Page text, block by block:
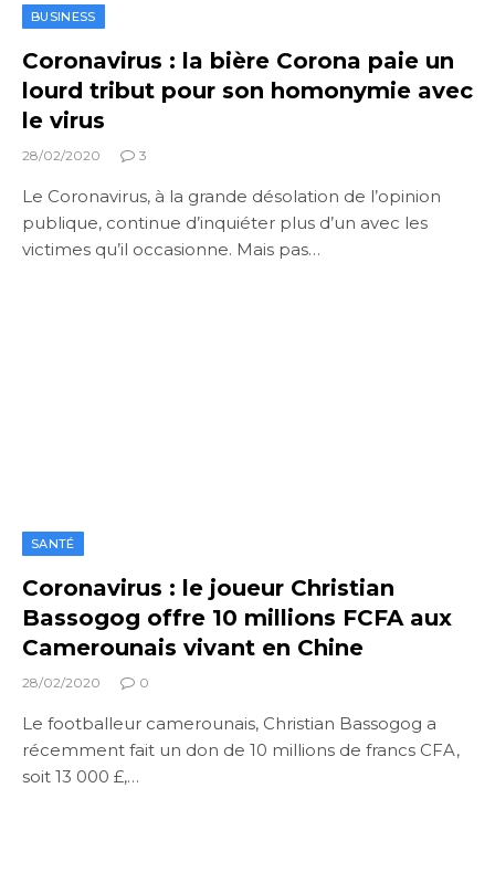
BUSINESS
Coronavirus : la bière Corona paie un
lourd tribut pour son homonymie avec
le virus
28/02/2020 3
Le Coronavirus, à la grande désolation de l’opinion
publique, continue d’inquiéter plus d’un avec les
victimes qu’il occasionne. Mais pas…
SANTÉ
Coronavirus : le joueur Christian
Bassogog offre 10 millions FCFA aux
Camerounais vivant en Chine
28/02/2020 0
Le footballeur camerounais, Christian Bassogog a
récemment fait un don de 10 millions de francs CFA,
soit 13 000 £,…